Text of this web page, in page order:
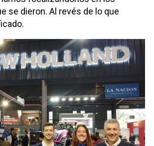
se dieron. Al revés de lo que